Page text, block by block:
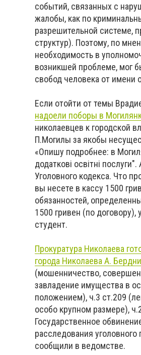
событий, связанных с
жалобы, как по
разрешительной системе,
структур). Поэтому, по
необходимость в
возникшей проблеме, мог
свобод человека от имени
Если отойти от темы
надоели поборы в
николаевцев к городской
П.Могилы за якобы
«Опишу подробнее: в
додаткові освітні
Уголовного кодекса. Что
вы несете в кассу 1500
обязанностей,
1500 гривен (по
студент.
Прокуратура Николаева
города Николаева А.
(мошенничество,
завладение имущества в
положением), ч.3 ст.209
особо крупном размере),
Государственное
расследования
сообщили в ведомстве.